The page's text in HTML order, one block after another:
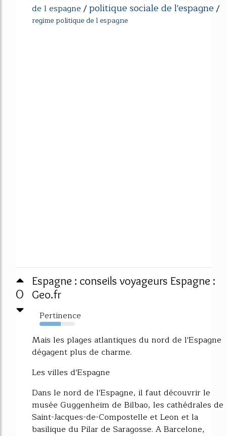
de l espagne/politique sociale de l'espagne/
regime politique de l espagne
0
Espagne : conseils voyageurs Espagne :
Geo.fr
Pertinence
60%
Mais les plages atlantiques du nord de l'Espagne
dégagent plus de charme.
Les villes d'Espagne
Dans le nord de l'Espagne, il faut découvrir le
musée Guggenheim de Bilbao, les cathédrales de
Saint-Jacques-de-Compostelle et Leon et la
basilique du Pilar de Saragosse. A Barcelone,